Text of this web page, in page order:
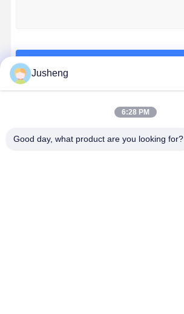
ইঞ্জিন সংযোগকারী রড
Jusheng
6:28 PM
Good day, what product are you looking for?